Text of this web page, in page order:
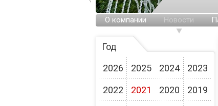
О компании Новости
Год
2026
2025 2024 2023
2022 2021 2020 2019